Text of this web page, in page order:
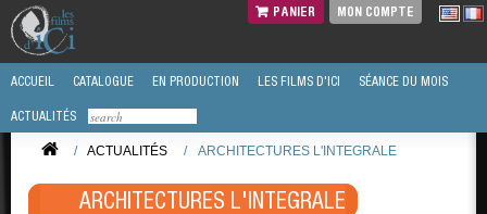
PANIER MON COMPTE
ACCUEIL CATALOGUE EN PRODUCTION LES FILMS D'ICI SÉANCE DU MOIS
ACTUALITÉS
/ ACTUALITÉS / ARCHITECTURES L'INTEGRALE
ARCHITECTURES L'INTEGRALE